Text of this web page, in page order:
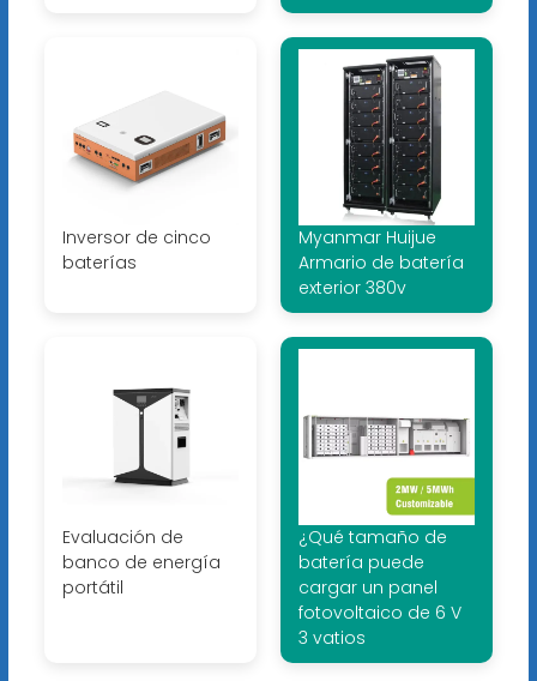
Inversor de cinco
baterías
Myanmar Huijue
Armario de batería
exterior 380v
Evaluación de
banco de energía
portátil
¿Qué tamaño de
batería puede
cargar un panel
fotovoltaico de 6 V
3 vatios